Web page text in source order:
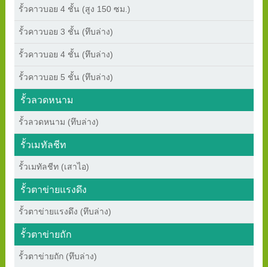
รั้วคาวบอย 4 ชั้น (สูง 150 ซม.)
รั้วคาวบอย 3 ชั้น (ทึบล่าง)
รั้วคาวบอย 4 ชั้น (ทึบล่าง)
รั้วคาวบอย 5 ชั้น (ทึบล่าง)
รั้วลวดหนาม
รั้วลวดหนาม (ทึบล่าง)
รั้วเมทัลชีท
รั้วเมทัลชีท (เสาไอ)
รั้วตาข่ายแรงดึง
รั้วตาข่ายแรงดึง (ทึบล่าง)
รั้วตาข่ายถัก
รั้วตาข่ายถัก (ทึบล่าง)